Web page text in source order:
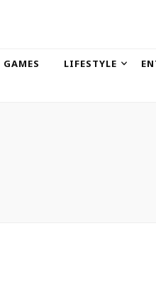
GAMES LIFESTYLE